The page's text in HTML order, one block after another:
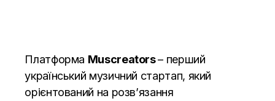
Платформа Muscreators– перший
український музичний стартап, який
орієнтований на розв’язання